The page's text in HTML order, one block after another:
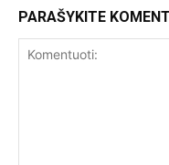
PARAŠYKITE